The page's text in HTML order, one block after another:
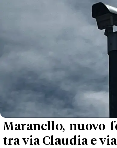
Maranello, nuovo
tra via Claudia e